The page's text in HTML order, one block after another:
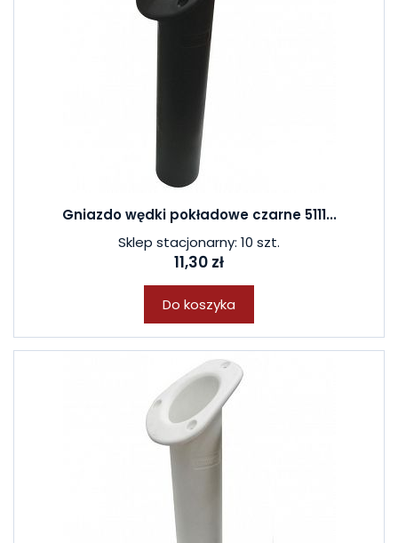
Gniazdo wędki pokładowe czarne 5111...
Sklep stacjonarny: 10 szt.
11,30 zł
Do koszyka